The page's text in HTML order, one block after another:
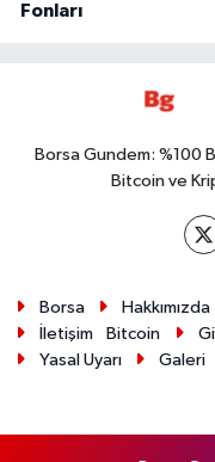
Fonları
Borsa Gundem: %100
Bitcoin ve
Borsa Hakkımızda
İletişim
Bitcoin
Yasal Uyarı
Galeri